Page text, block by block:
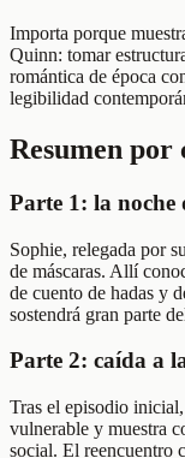
Importa porque
Quinn: tomar
romántica de época
legibilidad
Resumen por
Parte 1: la noche
Sophie, relegada por
de máscaras. Allí
de cuento de hadas y
sostendrá gran parte
Parte 2: caída a
Tras el episodio
vulnerable y muestra
social. El reencuentro